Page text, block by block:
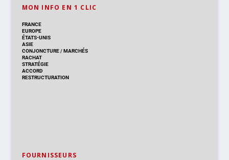
MON INFO EN 1 CLIC
FRANCE
EUROPE
ÉTATS-UNIS
ASIE
CONJONCTURE/MARCHÉS
RACHAT
STRATÉGIE
ACCORD
RESTRUCTURATION
FOURNISSEURS